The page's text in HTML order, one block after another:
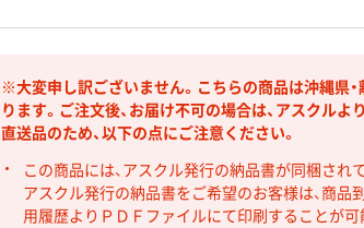
※大変申し訳ございません。こちらの商品は沖縄県
ります。ご注文後、お届け不可の場合は、アスクルよ
直送品のため、以下の点にご注意ください。
この商品には、アスクル発行の納品書が同梱され
アスクル発行の納品書をご希望のお客様は、商品
用履歴よりＰＤＦファイルにて印刷することが可